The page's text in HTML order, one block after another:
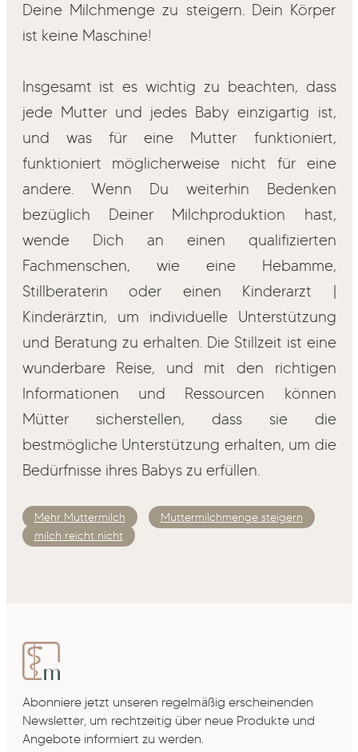
Deine Milchmenge zu steigern. Dein Körper
ist keine Maschine!
Insgesamt ist es wichtig zu beachten, dass
jede Mutter und jedes Baby einzigartig ist,
und was für eine Mutter funktioniert,
funktioniert möglicherweise nicht für eine
andere. Wenn Du weiterhin Bedenken
bezüglich Deiner Milchproduktion hast,
wende Dich an einen qualifizierten
Fachmenschen, wie eine Hebamme,
Stillberaterin oder einen Kinderarzt |
Kinderärztin, um individuelle Unterstützung
und Beratung zu erhalten. Die Stillzeit ist eine
wunderbare Reise, und mit den richtigen
Informationen und Ressourcen können
Mütter sicherstellen, dass sie die
bestmögliche Unterstützung erhalten, um die
Bedürfnisse ihres Babys zu erfüllen.
Mehr Muttermilch
Muttermilchmenge steigern
milch reicht nicht
Abonniere jetzt unseren regelmäßig erscheinenden
Newsletter, um rechtzeitig über neue Produkte und
Angebote informiert zu werden.